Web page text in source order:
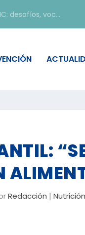
desafíos, voc...
Redacción |Nutrición